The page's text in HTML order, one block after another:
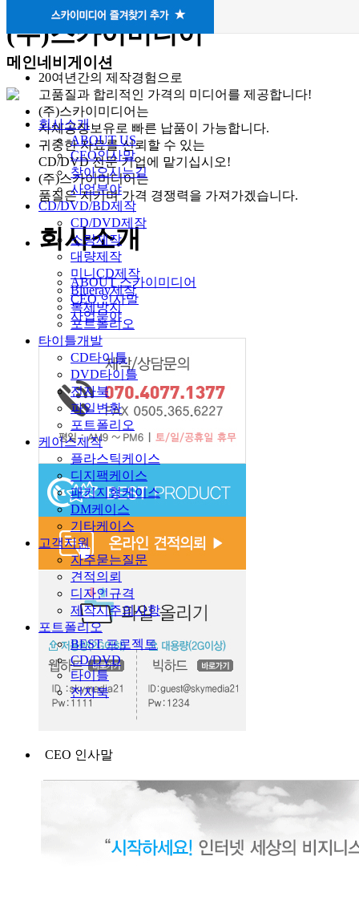
(주)스카이미디어
메인네비게이션
회사소개
ABOUT US
CEO인사말
찾아오시는길
사업분야
CD/DVD/BD제작
CD/DVD제작
소량제작
대량제작
미니CD제작
Blueray제작
복제방지
포트폴리오
타이틀개발
CD타이틀
DVD타이틀
전자북
파일변환
포트폴리오
케이스제작
플라스틱케이스
디지팩케이스
패키지형케이스
DM케이스
기타케이스
고객지원
자주묻는질문
견적의뢰
디자인규격
제작시주의사항
포트폴리오
BEST 프로젝트
CD/DVD
타이틀
전자북
20여년간의 제작경험 으로
고품질과 합리적인 가격의 미디어를 제공합니다!
(주)스카이미디어는
자체공장보유로 빠른 납품이 가능합니다.
귀중한 자료를 신뢰할 수 있는
CD/DVD 전문 기업에 맡기십시오!
(주)스카이미디어는
품질은 지키며 가격 경쟁력을 가져가겠습니다.
회사소개
ABOUT 스카이미디어
CEO 인사말
사업분야
CEO 인사말